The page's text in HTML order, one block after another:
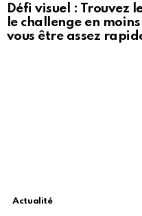
Défi visuel : Trouvez
le challenge en
vous être assez
Actualité